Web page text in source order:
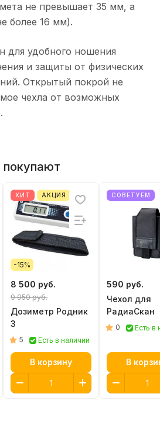
не превышает 35 мм, а
более 16 мм).
для удобного ношения
и защиты от физических
Открытый покрой не
чехла от возможных
ХИТ АКЦИЯ
-15%
8 500 руб.
9 950 руб.
Дозиметр Родник
3
5 Есть в наличии
В корзину
СОВЕТУЕМ
590 руб.
Чехол для
РадиаСкан
0 Есть в
В